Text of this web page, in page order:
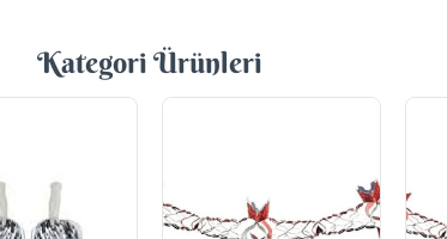
Kategori Ürünleri